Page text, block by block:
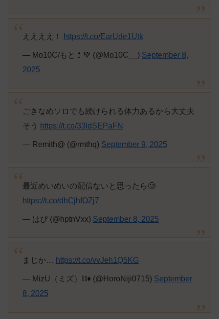
ええええ！ https://t.co/EarUde1Utk
— Mo10C/もと💄💚 (@Mo10C__) September 8,
2025
ごきなめソロでも続けられる体力あるから大丈夫
そう
https://t.co/33ldSEPaFN
— Remith@ (@rmthq) September 9, 2025
最近めいめいの配信ないと思ったら🥲
https://t.co/dhCjhfOZj7
— はぴ (@hptnVxx) September 8, 2025
まじか… https://t.co/vvJeh1Q5KG
— MizU（ミズ）⛓️♦️ (@HoroNiji0715) September
8, 2025